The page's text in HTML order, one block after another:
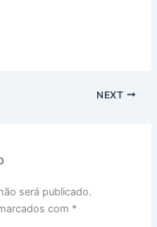
NEXT
será publicado.
com *